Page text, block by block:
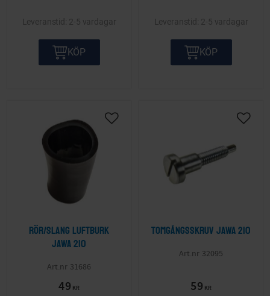
2-5 vardagar
KÖP
2-5 vardagar
KÖP
Rör/slang luftburk
Jawa 210
31686
49 KR
Lägg till i önskelista
Tomgångsskruv Jawa 210
32095
59 KR
Lägg